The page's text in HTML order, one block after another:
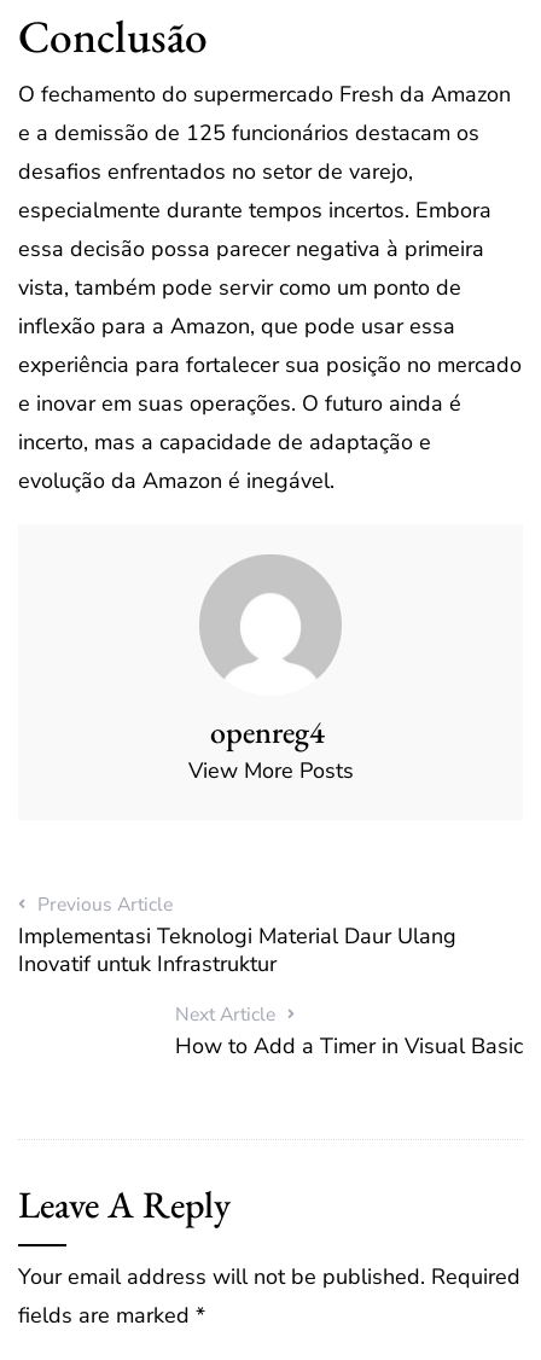
Conclusão
O fechamento do supermercado Fresh da Amazon
e a demissão de 125 funcionários destacam os
desafios enfrentados no setor de varejo,
especialmente durante tempos incertos. Embora
essa decisão possa parecer negativa à primeira
vista, também pode servir como um ponto de
inflexão para a Amazon, que pode usar essa
experiência para fortalecer sua posição no mercado
e inovar em suas operações. O futuro ainda é
incerto, mas a capacidade de adaptação e
evolução da Amazon é inegável.
openreg4
View More Posts
Previous Article
Implementasi Teknologi Material Daur Ulang
Inovatif untuk Infrastruktur
Next Article
How to Add a Timer in Visual Basic
Leave A Reply
Your email address will not be published. Required
fields are marked *